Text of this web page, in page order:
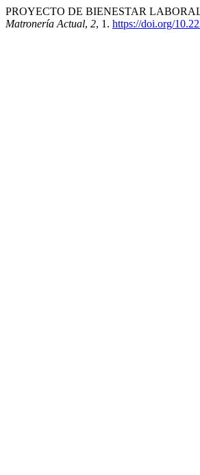
PROYECTO DE BIENESTAR
Matronería Actual, 2, 1. https://doi.org/